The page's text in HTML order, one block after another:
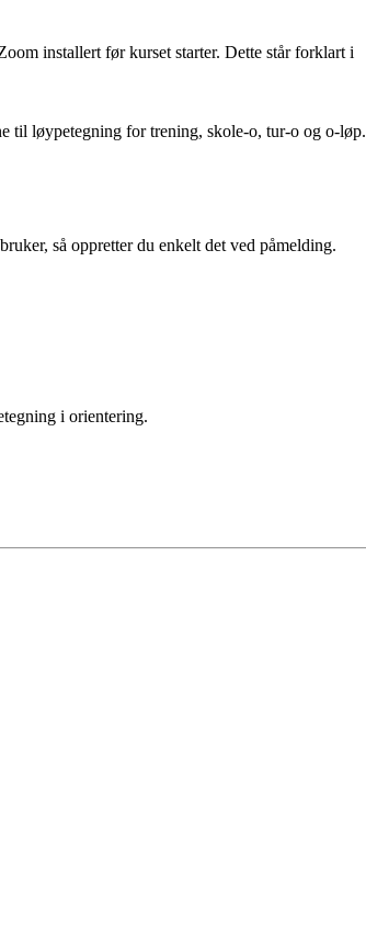
installert før kurset starter. Dette står forklart i
til løypetegning for trening, skole-o, tur-o og o-løp.
så oppretter du enkelt det ved påmelding.
i orientering.